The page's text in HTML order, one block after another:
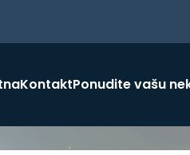
KontaktPonudite vašu